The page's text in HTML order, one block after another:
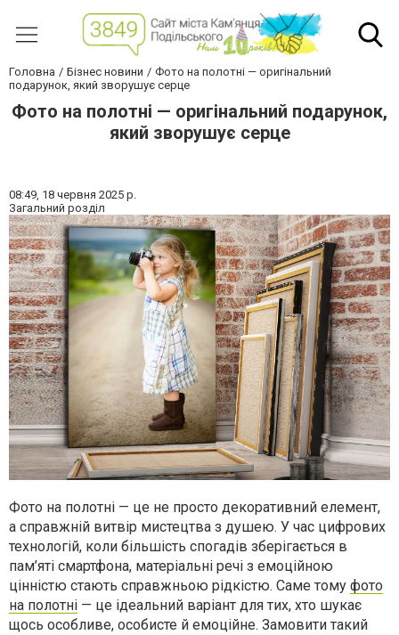
Головна Бізнес новини
Фото на полотні — оригінальний
подарунок, який зворушує серце
Фото на полотні — оригінальний подарунок,
який зворушує серце
08:49, 18 червня 2025 р.
Загальний розділ
Фото на полотні — це не просто декоративний елемент,
а справжній витвір мистецтва з душею. У час цифрових
технологій, коли більшість спогадів зберігається в
пам’яті смартфона, матеріальні речі з емоційною
цінністю стають справжньою рідкістю. Саме тому фото
на полотні — це ідеальний варіант для тих, хто шукає
щось особливе, особисте й емоційне. Замовити такий